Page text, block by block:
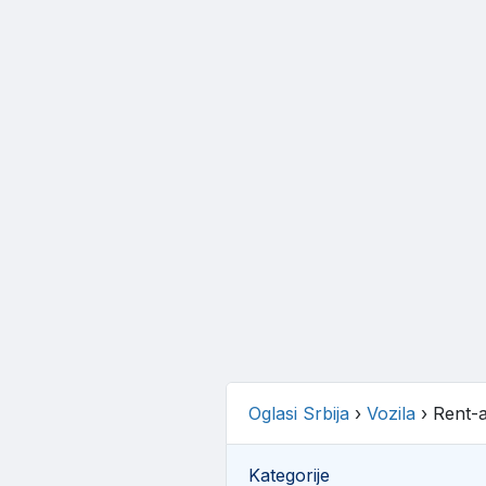
Oglasi Srbija› Vozila› Rent-
Kategorije